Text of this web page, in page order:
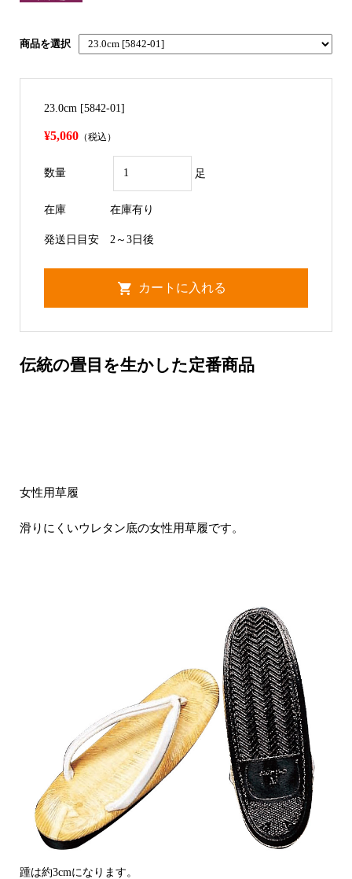
商品を選択
23.0cm [5842-01]
¥5,060（税込）
数量 足
在庫 在庫有り
発送日目安 2～3日後
伝統の畳目を生かした定番商品
女性用草履
滑りにくいウレタン底の女性用草履です。
踵は約3cmになります。